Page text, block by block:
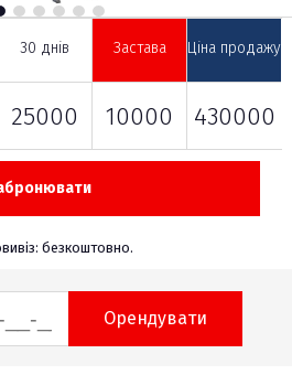
30 днів
25000
Застава
10000
Ціна продажу
430000
безкоштовно.
Орендувати